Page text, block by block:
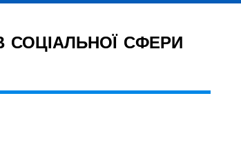
СОЦІАЛЬНОЇ СФЕРИ